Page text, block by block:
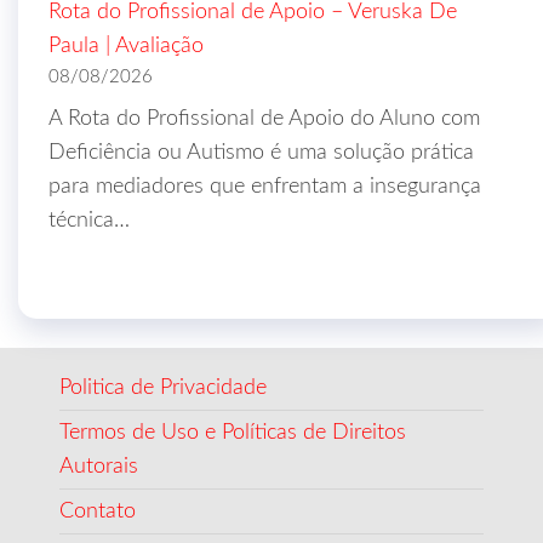
Rota do Profissional de Apoio – Veruska De
Paula | Avaliação
08/08/2026
A Rota do Profissional de Apoio do Aluno com
Deficiência ou Autismo é uma solução prática
para mediadores que enfrentam a insegurança
técnica…
Politica de Privacidade
Termos de Uso e Políticas de Direitos
Autorais
Contato